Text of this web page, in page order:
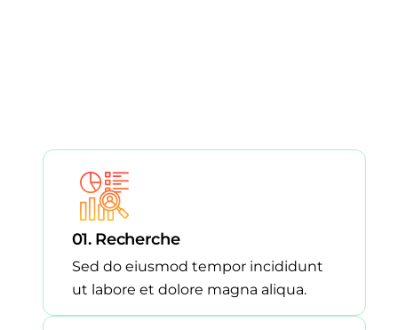
01. Recherche
Sed do eiusmod tempor incididunt
ut labore et dolore magna aliqua.